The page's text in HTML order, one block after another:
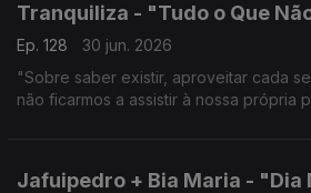
Tranquiliza - "Tudo o Que
Ep. 128
30 jun. 2026
"Sobre saber existir, aproveitar cada
não ficarmos a assistir à nossa própria
Jafuipedro + Bia Maria - "Dia